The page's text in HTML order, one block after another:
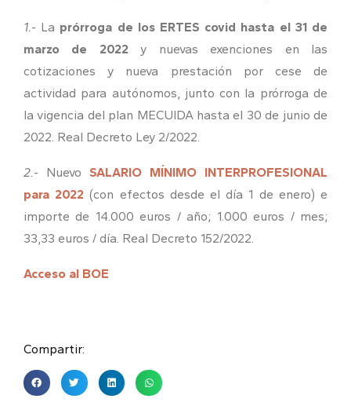
1.- La prórroga de los ERTES covid hasta el 31 de
marzo de 2022y nuevas exenciones en las
cotizaciones y nueva prestación por cese de
actividad para autónomos, junto con la prórroga de
la vigencia del plan MECUIDA hasta el 30 de junio de
2022. Real Decreto Ley 2/2022.
2.- Nuevo SALARIO MÍNIMO INTERPROFESIONAL
para 2022 (con efectos desde el día 1 de enero) e
importe de 14.000 euros / año; 1.000 euros / mes;
33,33 euros / día. Real Decreto 152/2022.
Acceso al BOE
Compartir: